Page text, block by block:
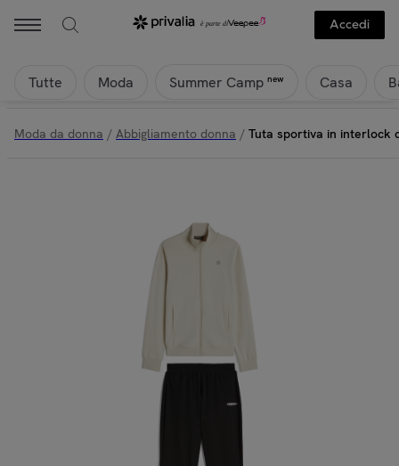
Accedi
Tutte Moda Summer Camp new Casa
Moda da donna / Abbigliamento donna / Tuta sportiva in interlock